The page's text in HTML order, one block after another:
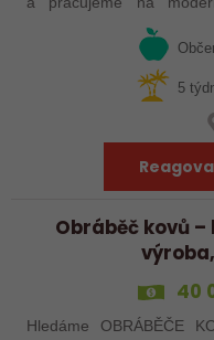
Pracovistě cca 5 km od
5
Obráběč kovů
40
Hledáme OBRÁBĚČE